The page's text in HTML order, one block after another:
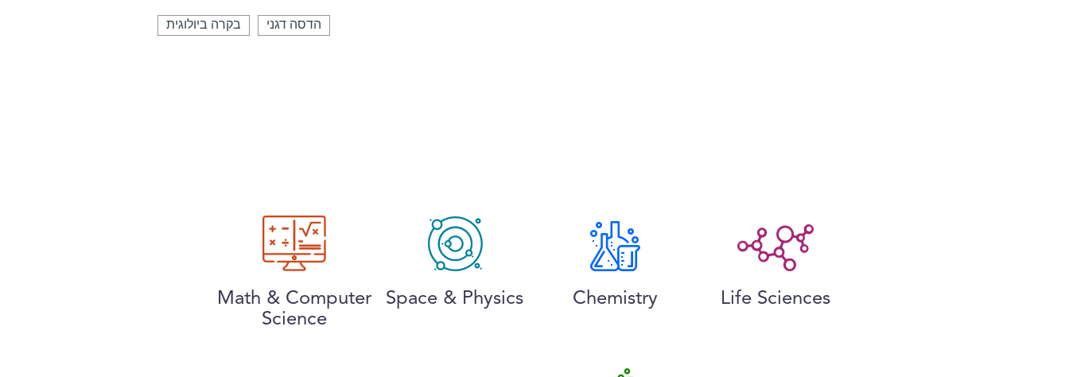
בקרה ביולוגית הדסה דגני
Math & Computer
Science
Space & Physics Chemistry Life Sciences